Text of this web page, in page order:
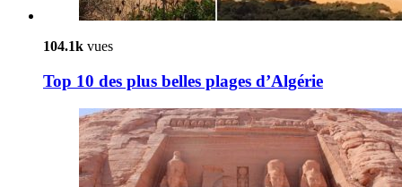
104.1k vues
Top 10 des plus belles plages d’Algérie